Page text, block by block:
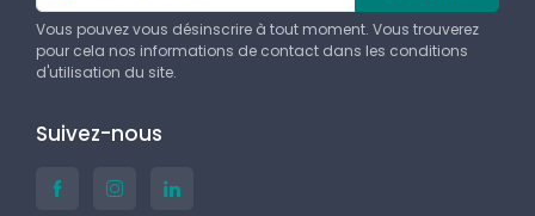
Vous pouvez vous désinscrire à tout moment. Vous trouverez
pour cela nos informations de contact dans les conditions
d'utilisation du site.
Suivez-nous